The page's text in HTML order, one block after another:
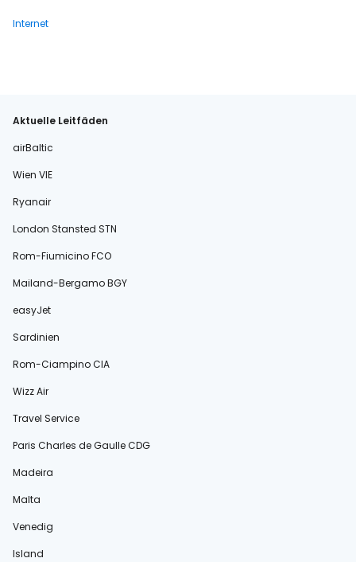
Internet
Aktuelle Leitfäden
airBaltic
Wien VIE
Ryanair
London Stansted STN
Rom-Fiumicino FCO
Mailand-Bergamo BGY
easyJet
Sardinien
Rom-Ciampino CIA
Wizz Air
Travel Service
Paris Charles de Gaulle CDG
Madeira
Malta
Venedig
Island